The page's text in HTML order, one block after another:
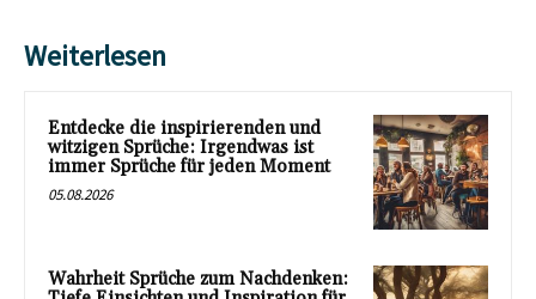
Weiterlesen
Entdecke die inspirierenden und
witzigen Sprüche: Irgendwas ist
immer Sprüche für jeden Moment
05.08.2026
Wahrheit Sprüche zum Nachdenken: